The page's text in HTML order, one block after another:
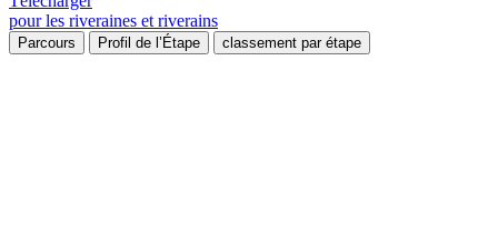
pour les riveraines et riverains
Parcours Profil de l’Étape classement par étape